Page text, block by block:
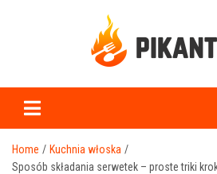
Home
Kuchnia włoska
Sposób składania serwetek – proste triki